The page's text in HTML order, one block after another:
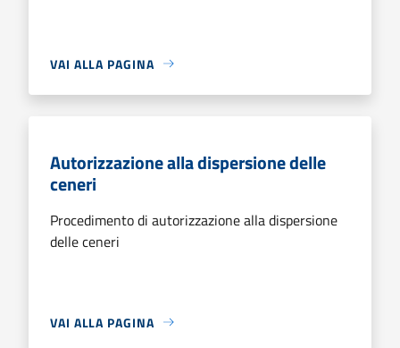
VAI ALLA PAGINA
Autorizzazione alla dispersione delle
ceneri
Procedimento di autorizzazione alla dispersione
delle ceneri
VAI ALLA PAGINA